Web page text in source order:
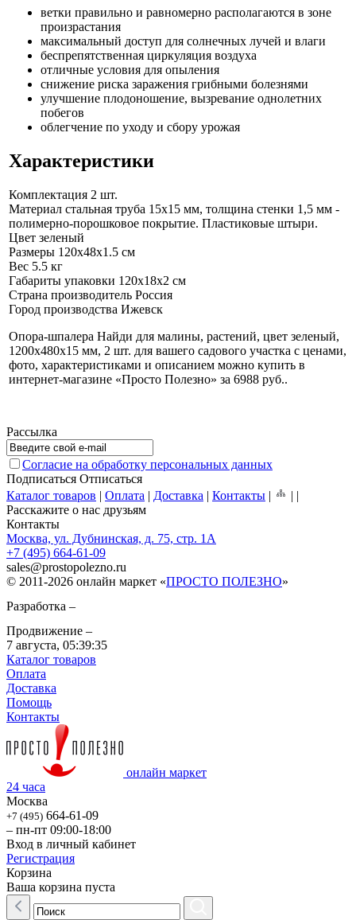
ветки правильно и равномерно располагаются в зоне
произрастания
максимальный доступ для солнечных лучей и влаги
беспрепятственная циркуляция воздуха
отличные условия для опыления
снижение риска заражения грибными болезнями
улучшение плодоношение, вызревание однолетних
побегов
облегчение по уходу и сбору урожая
Характеристики
Комплектация 2 шт.
Материал стальная труба 15х15 мм, толщина стенки 1,5 мм -
полимерно-порошковое покрытие. Пластиковые штыри.
Цвет зеленый
Размеры 120x48x1.5 см
Вес 5.5 кг
Габариты упаковки 120x18x2 см
Страна производитель Россия
Город производства Ижевск
Опора-шпалера Найди для малины, растений, цвет зеленый,
1200х480х15 мм, 2 шт. для вашего садового участка с ценами,
фото, характеристиками и описанием можно купить в
интернет-магазине «Просто Полезно» за 6988 руб..
Рассылка
Согласие на обработку персональных данных
Подписаться Отписаться
Каталог товаров | Оплата | Доставка | Контакты | | |
Расскажите о нас друзьям
Контакты
Москва, ул. Дубнинская, д. 75, стр. 1А
+7 (495) 664-61-09
sales@prostopolezno.ru
© 2011-2026 онлайн маркет «ПРОСТО ПОЛЕЗНО»
Разработка –
Продвижение –
7 августа, 05:39:35
Каталог товаров
Оплата
Доставка
Помощь
Контакты
онлайн маркет
24 часа
Москва
+7 (495) 664-61-09
– пн-пт 09:00-18:00
Вход в личный кабинет
Регистрация
Корзина
Ваша корзина пуста